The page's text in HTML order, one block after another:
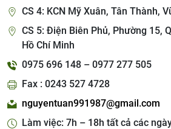
CS 4: KCN Mỹ Xuân, Tân Thành,
CS 5: Điện Biên Phủ, Phường 15,
Hồ Chí Minh
0975 696 148 – 0977 277 505
Fax : 0243 527 4728
nguyentuan991987@gmail.com
Làm việc: 7h – 18h tất cả các